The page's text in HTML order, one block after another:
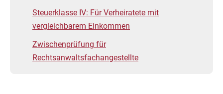
Steuerklasse IV: Für Verheiratete mit
vergleichbarem Einkommen
Zwischenprüfung für
Rechtsanwaltsfachangestellte